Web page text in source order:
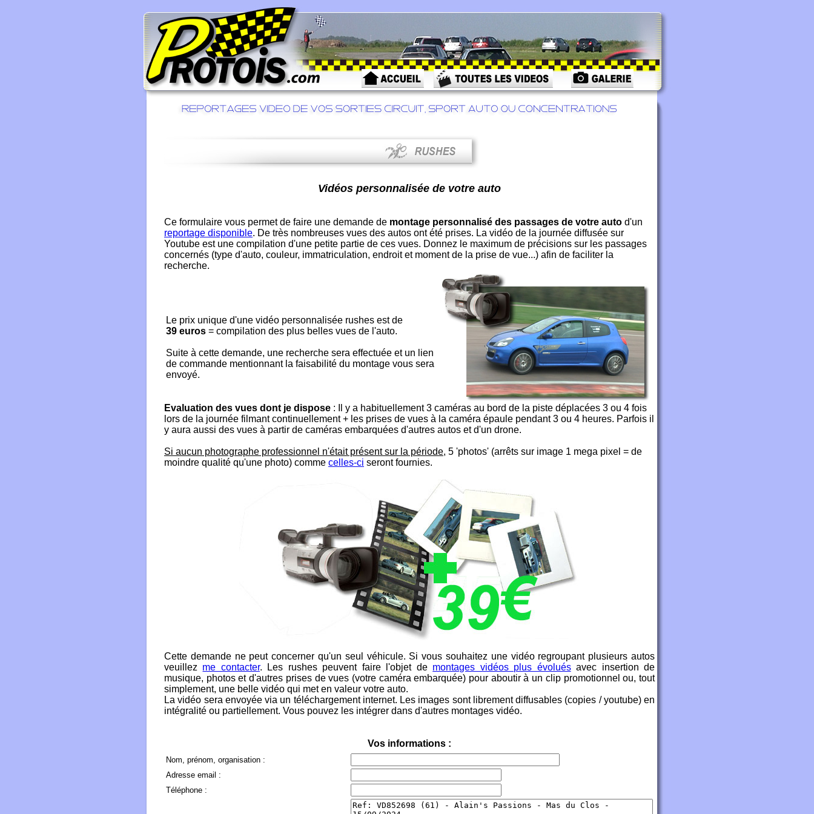
Vidéos personnalisée de votre auto
Ce formulaire vous permet de faire une demande de montage personnalisé des passages de votre auto d'un
reportage disponible. De très nombreuses vues des autos ont été prises. La vidéo de la journée diffusée sur
Youtube est une compilation d'une petite partie de ces vues. Donnez le maximum de précisions sur les passages
concernés (type d'auto, couleur, immatriculation, endroit et moment de la prise de vue...) afin de faciliter la
recherche.
Le prix unique d'une vidéo personnalisée rushes est de
39 euros = compilation des plus belles vues de l'auto.
Suite à cette demande, une recherche sera effectuée et un lien
de commande mentionnant la faisabilité du montage vous sera
envoyé.
Evaluation des vues dont je dispose : Il y a habituellement 3 caméras au bord de la piste déplacées 3 ou 4 fois
lors de la journée filmant continuellement + les prises de vues à la caméra épaule pendant 3 ou 4 heures. Parfois il
y aura aussi des vues à partir de caméras embarquées d'autres autos et d'un drone.
Si aucun photographe professionnel n'était présent sur la période, 5 'photos' (arrêts sur image 1 mega pixel = de
moindre qualité qu'une photo) comme celles-ci seront fournies.
Cette demande ne peut concerner qu'un seul véhicule. Si vous souhaitez une vidéo regroupant plusieurs autos
veuillez me contacter. Les rushes peuvent faire l'objet de montages vidéos plus évoluésavec insertion de
musique, photos et d'autres prises de vues (votre caméra embarquée) pour aboutir à un clip promotionnel ou, tout
simplement, une belle vidéo qui met en valeur votre auto.
La vidéo sera envoyée via un téléchargement internet. Les images sont librement diffusables (copies / youtube) en
intégralité ou partiellement. Vous pouvez les intégrer dans d'autres montages vidéo.
Vos informations :
Nom, prénom, organisation :
Adresse email :
Téléphone :